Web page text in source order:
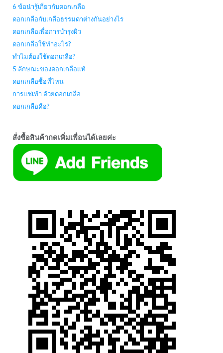
6 ข้อน่ารู้เกี่ยวกับดอกเกลือ
ดอกเกลือกับเกลือธรรมดาต่างกันอย่างไร
ดอกเกลือเพื่อการบำรุงผิว
ดอกเกลือใช้ทำอะไร?
ทำไมต้องใช้ดอกเกลือ?
5 ลักษณะของดอกเกลือแท้
ดอกเกลือซื้อที่ไหน
การแช่เท้า ด้วยดอกเกลือ
ดอกเกลือคือ?
สั่งซื้อสินค้ากดเพิ่มเพื่อนได้เลยค่ะ